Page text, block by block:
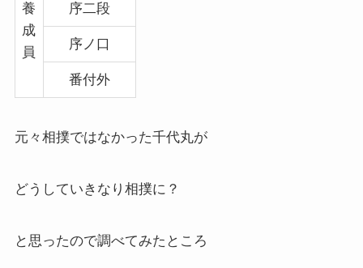
養
成
員
序二段
序ノ口
番付外
元々相撲ではなかった千代丸が
どうしていきなり相撲に？
と思ったので調べてみたところ